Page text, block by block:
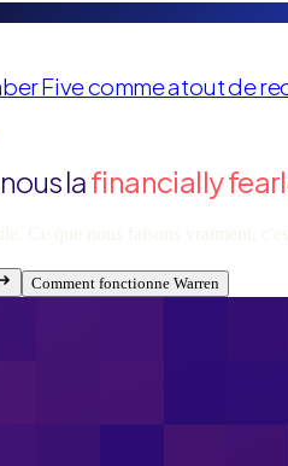
Five comme atout de
lafinancially
Comment fonctionne Warren